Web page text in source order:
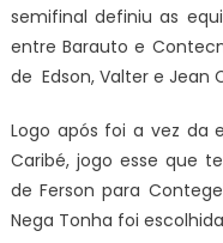
semifinal definiu as
entre Barauto e
de Edson, Valter e Jean
Logo após foi a vez da
Caribé, jogo esse que
de Ferson para
Nega Tonha foi